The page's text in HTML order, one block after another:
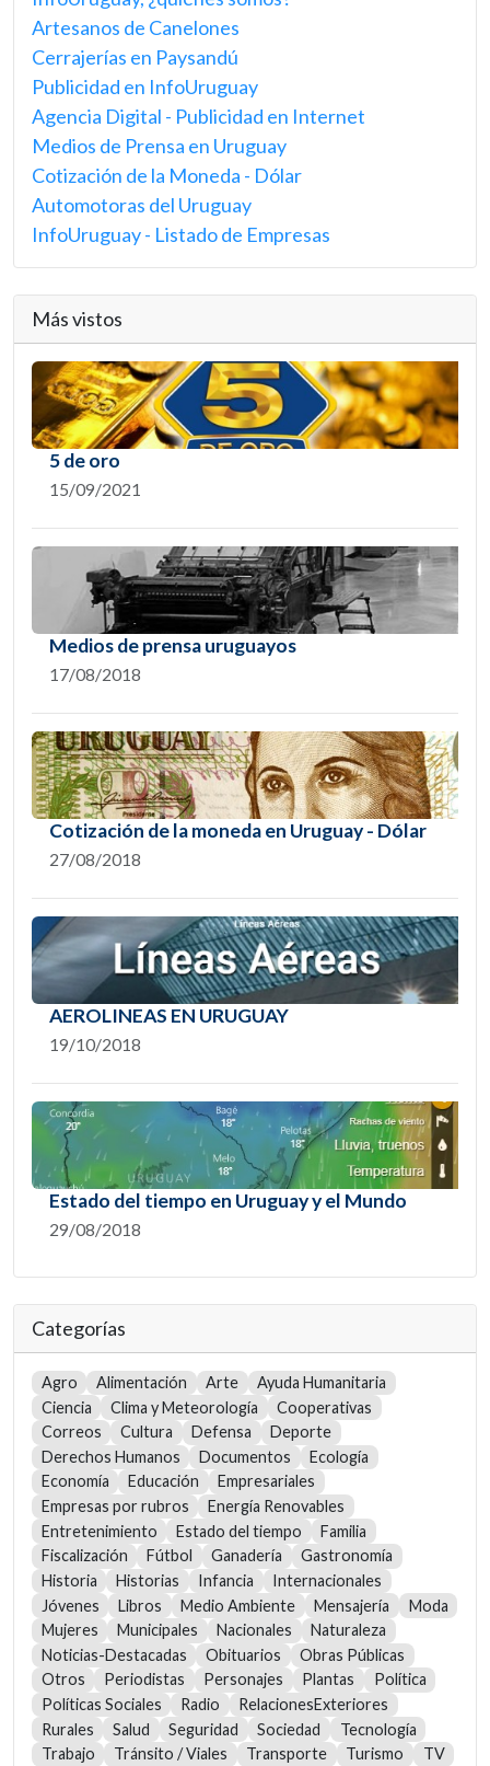
Artesanos de Canelones
Cerrajerías en Paysandú
Publicidad en InfoUruguay
Agencia Digital - Publicidad en Internet
Medios de Prensa en Uruguay
Cotización de la Moneda - Dólar
Automotoras del Uruguay
InfoUruguay - Listado de Empresas
Más vistos
5 de oro
15/09/2021
Medios de prensa uruguayos
17/08/2018
Cotización de la moneda en Uruguay - Dólar
27/08/2018
AEROLINEAS EN URUGUAY
19/10/2018
Estado del tiempo en Uruguay y el Mundo
29/08/2018
Categorías
Agro Alimentación Arte
Ayuda Humanitaria
Ciencia
Clima y Meteorología
Cooperativas
Correos
Cultura Defensa
Deporte
Derechos Humanos
Documentos
Ecología
Economía
Educación
Empresariales
Empresas por rubros
Energía Renovables
Entretenimiento
Estado del tiempo
Familia
Fiscalización
Fútbol Ganadería
Gastronomía
Historia
Historias Infancia
Internacionales
Jóvenes
Libros Medio Ambiente Mensajería
Moda
Mujeres
Municipales Nacionales
Naturaleza
Noticias-Destacadas
Obituarios
Obras Públicas
Otros
Periodistas Personajes Plantas
Política
Políticas Sociales
Radio
RelacionesExteriores
Rurales
Salud Seguridad Sociedad
Tecnología
Trabajo
Tránsito / Viales Transporte Turismo
TV